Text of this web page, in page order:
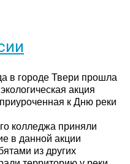
в городе Твери прошла
акция
к Дню реки
колледжа приняли
в данной акции
из других